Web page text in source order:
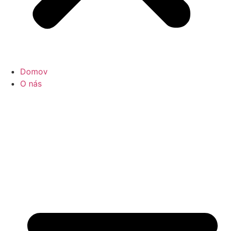
Domov
O nás